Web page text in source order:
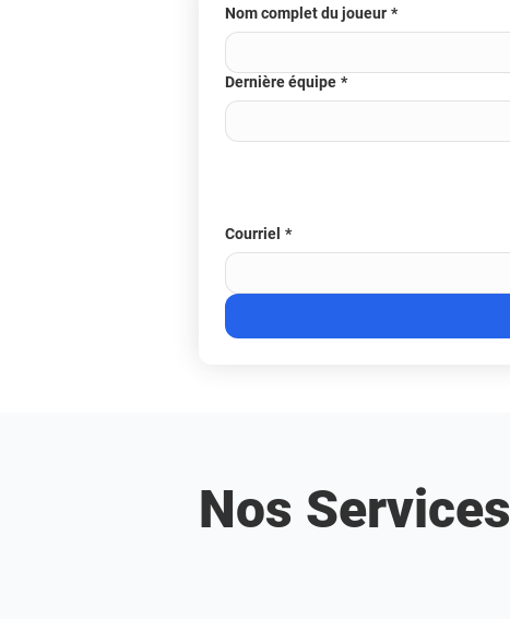
Nom complet du joueur *
Dernière équipe *
Courriel *
Nos Services